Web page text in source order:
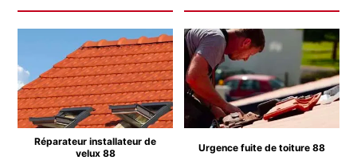
Réparateur installateur de
velux 88
Urgence fuite de toiture 88